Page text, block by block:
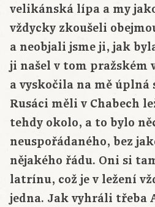
velikánská lípa a my
vždycky zkoušeli
a neobjali jsme ji, jak
ji našel v tom pražském
a vyskočila na mě
Rusáci měli v Chabech
tehdy okolo, a to bylo
neuspořádaného, bez
nějakého řádu. Oni si
latrínu, což je v ležení
jedna. Jak vyhráli třeba